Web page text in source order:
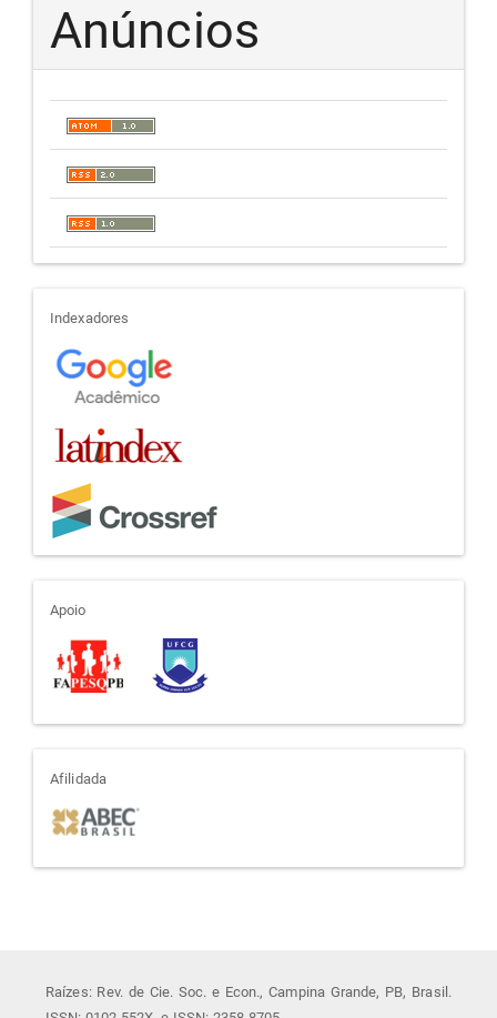
Anúncios
indexadores
Indexadores
apoio
Apoio
afiliada
Afilidada
Raízes: Rev. de Cie. Soc. e Econ., Campina Grande, PB, Brasil.